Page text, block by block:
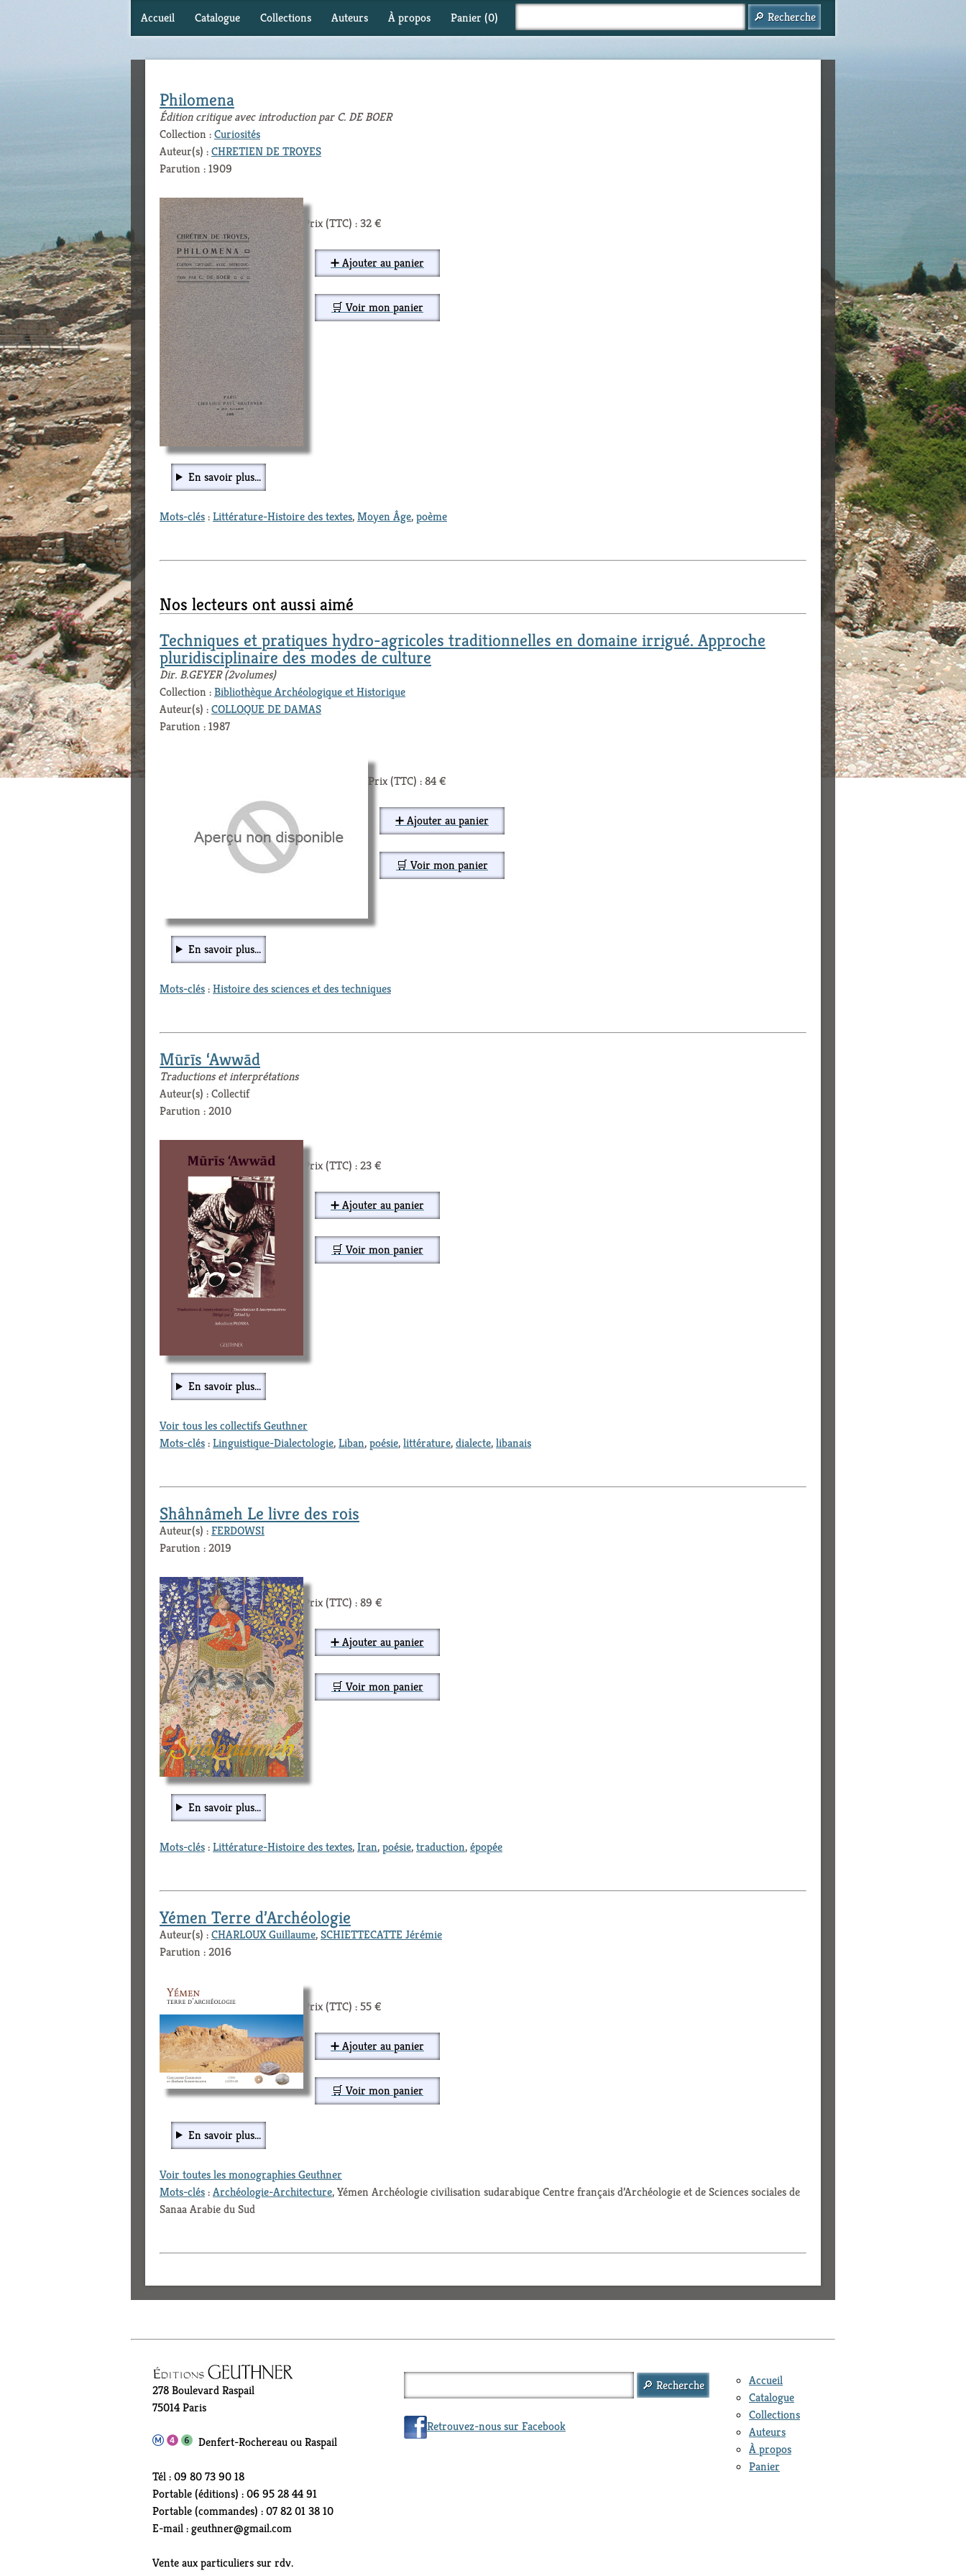
Accueil Catalogue Collections Auteurs À propos Panier (0)
Philomena
Édition critique avec introduction par C. DE BOER
Collection :Curiosités
Auteur(s) :CHRETIEN DE TROYES
Parution : 1909
Prix (TTC) : 32 €
➕ Ajouter au panier
🛒 Voir mon panier
En savoir plus...
Mots-clés:Littérature-Histoire des textes,Moyen Âge,poème
Nos lecteurs ont aussi aimé
Techniques et pratiques hydro-agricoles traditionnelles en domaine irrigué. Approche
pluridisciplinaire des modes de culture
Dir. B.GEYER (2volumes)
Collection :Bibliothèque Archéologique et Historique
Auteur(s) :COLLOQUE DE DAMAS
Parution : 1987
Prix (TTC) : 84 €
➕ Ajouter au panier
🛒 Voir mon panier
En savoir plus...
Mots-clés:Histoire des sciences et des techniques
Mūrīs ‘Awwād
Traductions et interprétations
Auteur(s) : Collectif
Parution : 2010
Prix (TTC) : 23 €
➕ Ajouter au panier
🛒 Voir mon panier
En savoir plus...
Voir tous les collectifs Geuthner
Mots-clés:Linguistique-Dialectologie,Liban,poésie,littérature,dialecte,libanais
Shâhnâmeh Le livre des rois
Auteur(s) :FERDOWSI
Parution : 2019
Prix (TTC) : 89 €
➕ Ajouter au panier
🛒 Voir mon panier
En savoir plus...
Mots-clés:Littérature-Histoire des textes,Iran,poésie,traduction,épopée
Yémen Terre d’Archéologie
Auteur(s) :CHARLOUX Guillaume,SCHIETTECATTE Jérémie
Parution : 2016
Prix (TTC) : 55 €
➕ Ajouter au panier
🛒 Voir mon panier
En savoir plus...
Voir toutes les monographies Geuthner
Mots-clés:Archéologie-Architecture, Yémen Archéologie civilisation sudarabique Centre français d’Archéologie et de Sciences sociales de
Sanaa Arabie du Sud
278 Boulevard Raspail
75014 Paris
Denfert-Rochereau ou Raspail
Tél : 09 80 73 90 18
Portable (éditions) : 06 95 28 44 91
Portable (commandes) : 07 82 01 38 10
E-mail : geuthner@gmail.com
Vente aux particuliers sur rdv.
Accueil
Catalogue
Collections
Auteurs
À propos
Panier
Retrouvez-nous sur Facebook